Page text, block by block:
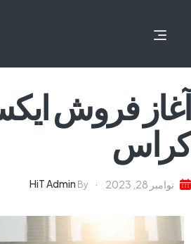
کراس
نوامبر 28, 2023 By
HiT Admin